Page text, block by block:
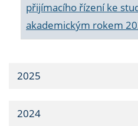
přijímacího řízení ke
akademickým rokem
2025
2024